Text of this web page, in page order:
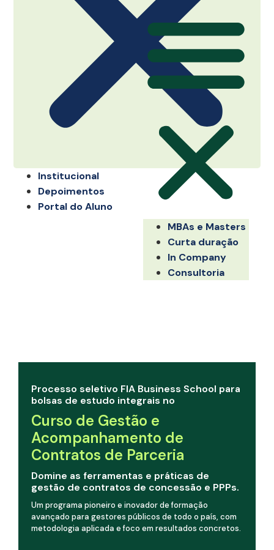
Institucional
Depoimentos
Portal do Aluno
MBAs e Masters
Curta duração
In Company
Consultoria
Processo seletivo FIA Business School para
bolsas de estudo integrais no
Curso de Gestão e
Acompanhamento de
Contratos de Parceria
Domine as ferramentas e práticas de
gestão de contratos de concessão e PPPs.
Um programa pioneiro e inovador de formação
avançado para gestores públicos de todo o país, com
metodologia aplicada e foco em resultados concretos.